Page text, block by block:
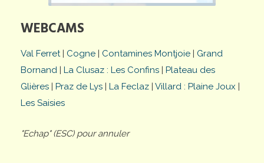
WEBCAMS
Val Ferret| Cogne | Contamines Montjoie | Grand
Bornand | La Clusaz : Les Confins | Plateau des
Glières | Praz de Lys | La Feclaz | Villard : Plaine Joux |
Les Saisies
"Echap" (ESC) pour annuler